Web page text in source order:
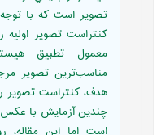
تصوير است که با
کنتراست تصوير
معمول تطبيق
مناسب‌ترين تصوير
هدف، کنتراست تصوير
چندين آزمايش با